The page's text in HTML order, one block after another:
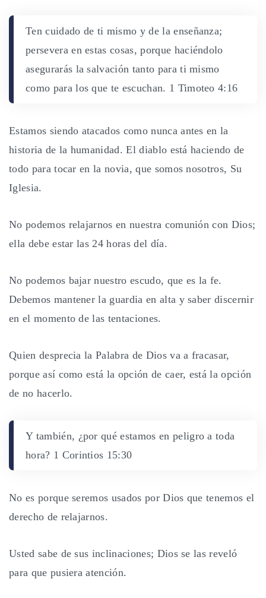
Ten cuidado de ti mismo y de la enseñanza;
persevera en estas cosas, porque haciéndolo
asegurarás la salvación tanto para ti mismo
como para los que te escuchan. 1 Timoteo 4:16
Estamos siendo atacados como nunca antes en la
historia de la humanidad. El diablo está haciendo de
todo para tocar en la novia, que somos nosotros, Su
Iglesia.
No podemos relajarnos en nuestra comunión con Dios;
ella debe estar las 24 horas del día.
No podemos bajar nuestro escudo, que es la fe.
Debemos mantener la guardia en alta y saber discernir
en el momento de las tentaciones.
Quien desprecia la Palabra de Dios va a fracasar,
porque así como está la opción de caer, está la opción
de no hacerlo.
Y también, ¿por qué estamos en peligro a toda
hora? 1 Corintios 15:30
No es porque seremos usados por Dios que tenemos el
derecho de relajarnos.
Usted sabe de sus inclinaciones; Dios se las reveló
para que pusiera atención.